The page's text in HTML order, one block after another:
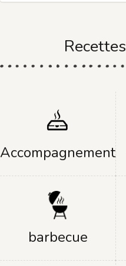
Recettes
Accompagnement
barbecue